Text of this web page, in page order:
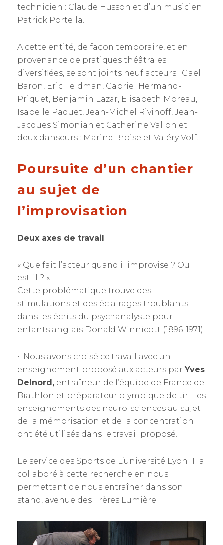
technicien : Claude Husson et d’un musicien :
Patrick Portella.
A cette entité, de façon temporaire, et en
provenance de pratiques théâtrales
diversifiées, se sont joints neuf acteurs : Gaël
Baron, Eric Feldman, Gabriel Hermand-
Priquet, Benjamin Lazar, Elisabeth Moreau,
Isabelle Paquet, Jean-Michel Rivinoff, Jean-
Jacques Simonian et Catherine Vallon et
deux danseurs : Marine Broise et Valéry Volf.
Poursuite d’un chantier
au sujet de
l’improvisation
Deux axes de travail
« Que fait l’acteur quand il improvise ? Ou
est-il ? «
Cette problématique trouve des
stimulations et des éclairages troublants
dans les écrits du psychanalyste pour
enfants anglais Donald Winnicott (1896-1971).
• Nous avons croisé ce travail avec un
enseignement proposé aux acteurs par Yves
Delnord, entraîneur de l’équipe de France de
Biathlon et préparateur olympique de tir. Les
enseignements des neuro-sciences au sujet
de la mémorisation et de la concentration
ont été utilisés dans le travail proposé.
Le service des Sports de L’université Lyon III a
collaboré à cette recherche en nous
permettant de nous entraîner dans son
stand, avenue des Frères Lumière.